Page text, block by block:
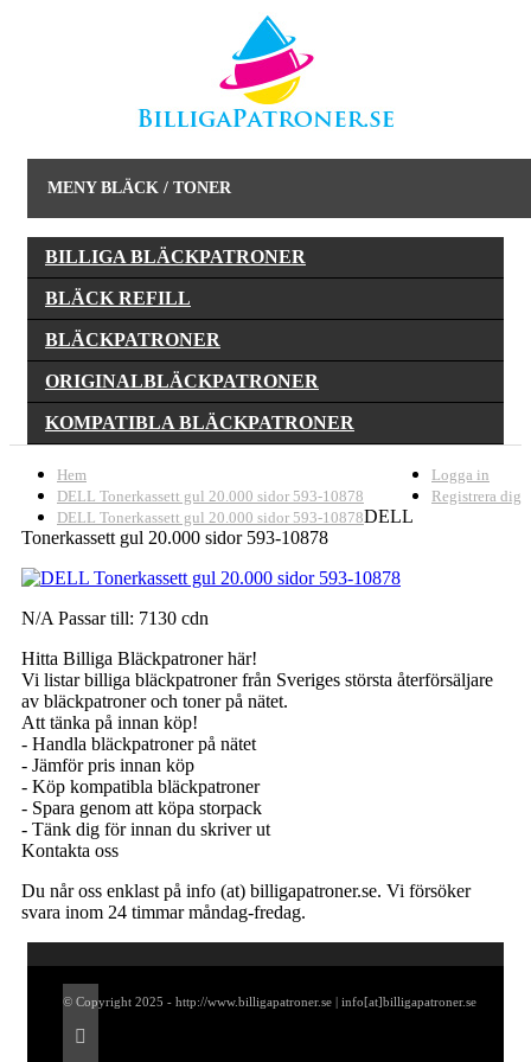
MENY BLÄCK / TONER
BILLIGA BLÄCKPATRONER
BLÄCK REFILL
BLÄCKPATRONER
ORIGINALBLÄCKPATRONER
KOMPATIBLA BLÄCKPATRONER
Hem
DELL Tonerkassett gul 20.000 sidor 593-10878
DELL Tonerkassett gul 20.000 sidor 593-10878
Logga in
Registrera dig
DELL
Tonerkassett gul 20.000 sidor 593-10878
N/A Passar till: 7130 cdn
Hitta Billiga Bläckpatroner här!
Vi listar billiga bläckpatroner från Sveriges största återförsäljare
av bläckpatroner och toner på nätet.
Att tänka på innan köp!
- Handla bläckpatroner på nätet
- Jämför pris innan köp
- Köp kompatibla bläckpatroner
- Spara genom att köpa storpack
- Tänk dig för innan du skriver ut
Kontakta oss
Du når oss enklast på info (at) billigapatroner.se. Vi försöker
svara inom 24 timmar måndag-fredag.
© Copyright 2025 - http://www.billigapatroner.se | info[at]billigapatroner.se